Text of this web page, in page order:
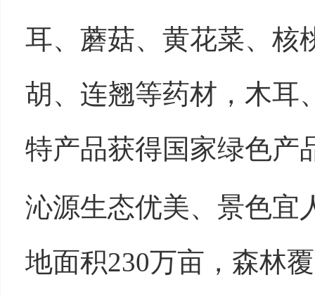
耳、蘑菇、黄花菜、核
胡、连翘等药材，木耳
特产品获得国家绿色产
沁源生态优美、景色宜
地面积230万亩，森林